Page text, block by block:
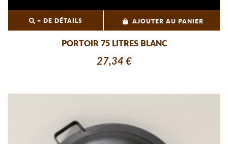
+ DE DÉTAILS AJOUTER AU PANIER
PORTOIR 75 LITRES BLANC
27,34 €